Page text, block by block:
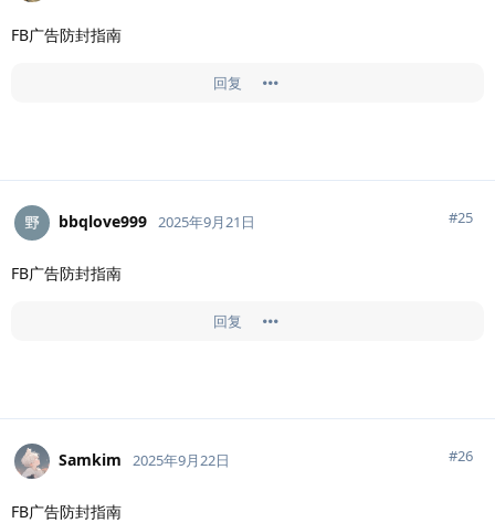
FB广告防封指南
回复
bbqlove999 2025年9月21日 #25
FB广告防封指南
回复
Samkim 2025年9月22日 #26
FB广告防封指南